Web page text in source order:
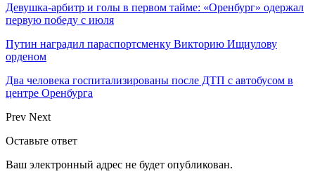
Девушка-арбитр и голы в первом тайме: «Оренбург» одержал
первую победу с июля
Путин наградил параспортсменку Викторию Ищиулову
орденом
Два человека госпитализированы после ДТП с автобусом в
центре Оренбурга
Prev Next
Оставьте ответ
Ваш электронный адрес не будет опубликован.